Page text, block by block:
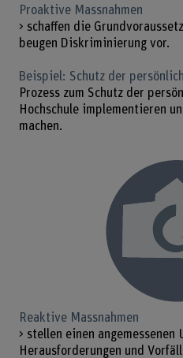
Proaktive Massnahmen
> schaffen die
beugen Diskriminierung vor.
Beispiel: Schutz der
Prozess zum Schutz der
Hochschule implementieren
machen.
Reaktive Massnahmen
> stellen einen angemessenen
Herausforderungen und